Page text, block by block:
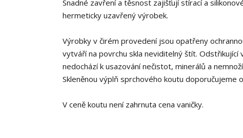
Snadné zavření a těsnost zajišťují stírací a
hermeticky uzavřený výrobek.
Výrobky v čirém provedení jsou opatřeny
vytváří na povrchu skla neviditelný štít.
nedochází k usazování nečistot, minerálů a
Skleněnou výplň sprchového koutu doporučujeme
V ceně koutu není zahrnuta cena vaničky.